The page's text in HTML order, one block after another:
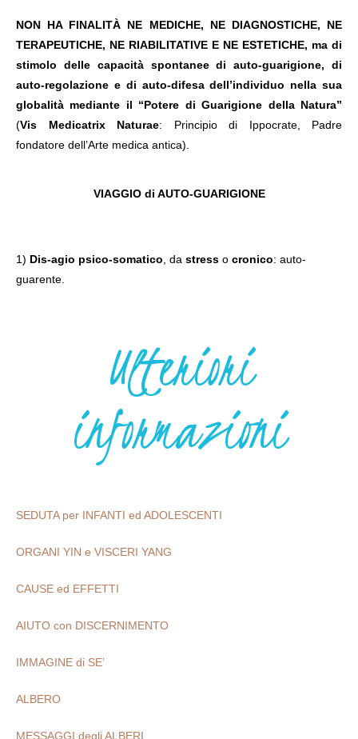
NON HA FINALITÀ NE MEDICHE, NE DIAGNOSTICHE, NE
TERAPEUTICHE, NE RIABILITATIVE E NE ESTETICHE, ma di
stimolo delle capacità spontanee di auto-guarigione, di
auto-regolazione e di auto-difesa dell’individuo nella sua
globalità mediante il “Potere di Guarigione della Natura”
(Vis Medicatrix Naturae: Principio di Ippocrate, Padre
fondatore dell’Arte medica antica).
VIAGGIO di AUTO-GUARIGIONE
1) Dis-agio psico-somatico , da stress o cronico: auto-
guarente.
Ulteriori
informazioni
SEDUTA per INFANTI ed ADOLESCENTI
ORGANI YIN e VISCERI YANG
CAUSE ed EFFETTI
AIUTO con DISCERNIMENTO
IMMAGINE di SE’
ALBERO
MESSAGGI degli ALBERI